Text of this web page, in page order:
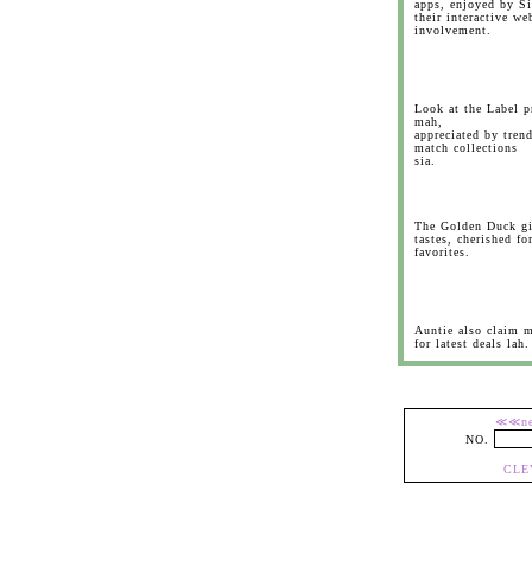
apps, enjoyed by
their interactive
involvement.
Look at the Label
mah,
appreciated by
match collections
sia.
The Golden Duck
tastes, cherished
favorites.
Auntie also claim
for latest deals lah.
NO.